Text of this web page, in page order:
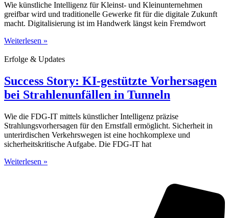
Wie künstliche Intelligenz für Kleinst- und Kleinunternehmen
greifbar wird und traditionelle Gewerke fit für die digitale Zukunft
macht. Digitalisierung ist im Handwerk längst kein Fremdwort
Weiterlesen »
Erfolge & Updates
Success Story: KI-gestützte Vorhersagen
bei Strahlenunfällen in Tunneln
Wie die FDG-IT mittels künstlicher Intelligenz präzise
Strahlungsvorhersagen für den Ernstfall ermöglicht. Sicherheit in
unterirdischen Verkehrswegen ist eine hochkomplexe und
sicherheitskritische Aufgabe. Die FDG-IT hat
Weiterlesen »